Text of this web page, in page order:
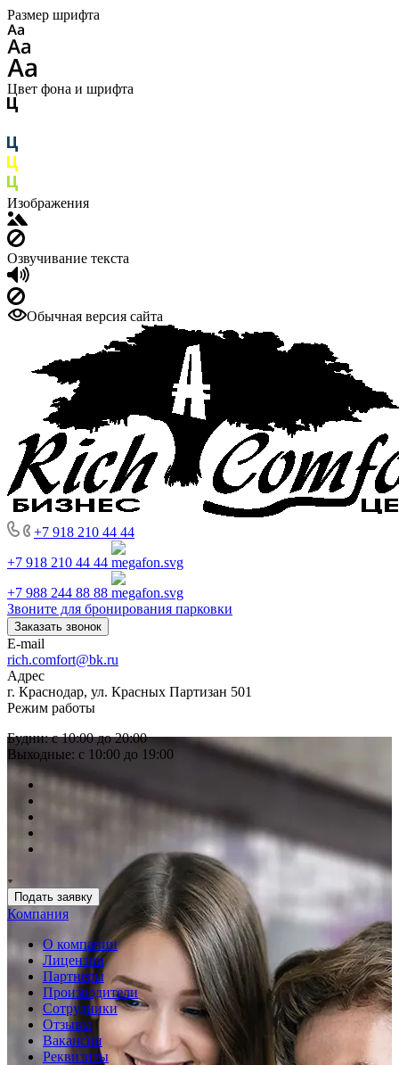
Размер шрифта
Цвет фона и шрифта
Изображения
Озвучивание текста
Обычная версия сайта
+7 918 210 44 44
+7 918 210 44 44
+7 988 244 88 88
Звоните для бронирования парковки
Заказать звонок
E-mail
rich.comfort@bk.ru
Адрес
г. Краснодар, ул. Красных Партизан 501
Режим работы
Будни: с 10:00 до 20:00
Выходные: с 10:00 до 19:00
Подать заявку
Компания
О компании
Лицензии
Партнеры
Производители
Сотрудники
Отзывы
Вакансии
Реквизиты